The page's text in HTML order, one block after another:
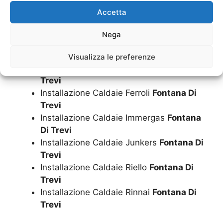
Accetta
Nega
Visualizza le preferenze
Installazione Caldaie Ariston
Trevi
Installazione Caldaie Ferroli Fontana Di
Trevi
Installazione Caldaie Immergas Fontana
Di Trevi
Installazione Caldaie Junkers Fontana Di
Trevi
Installazione Caldaie Riello Fontana Di
Trevi
Installazione Caldaie Rinnai Fontana Di
Trevi